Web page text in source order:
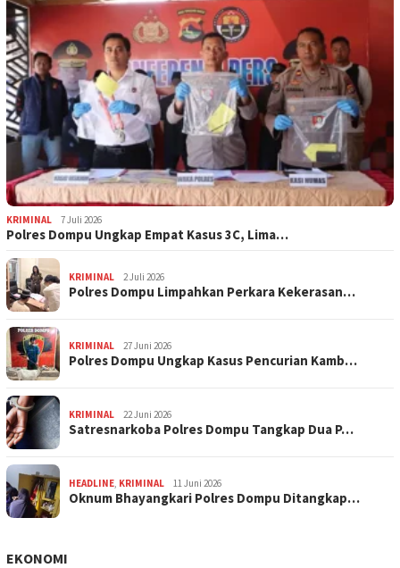
KRIMINAL 7 Juli 2026
Polres Dompu Ungkap Empat Kasus 3C, Lima…
KRIMINAL 2 Juli 2026
Polres Dompu Limpahkan Perkara Kekerasan…
KRIMINAL 27 Juni 2026
Polres Dompu Ungkap Kasus Pencurian Kamb…
KRIMINAL 22 Juni 2026
Satresnarkoba Polres Dompu Tangkap Dua P…
HEADLINE KRIMINAL 11 Juni 2026
Oknum Bhayangkari Polres Dompu Ditangkap…
EKONOMI